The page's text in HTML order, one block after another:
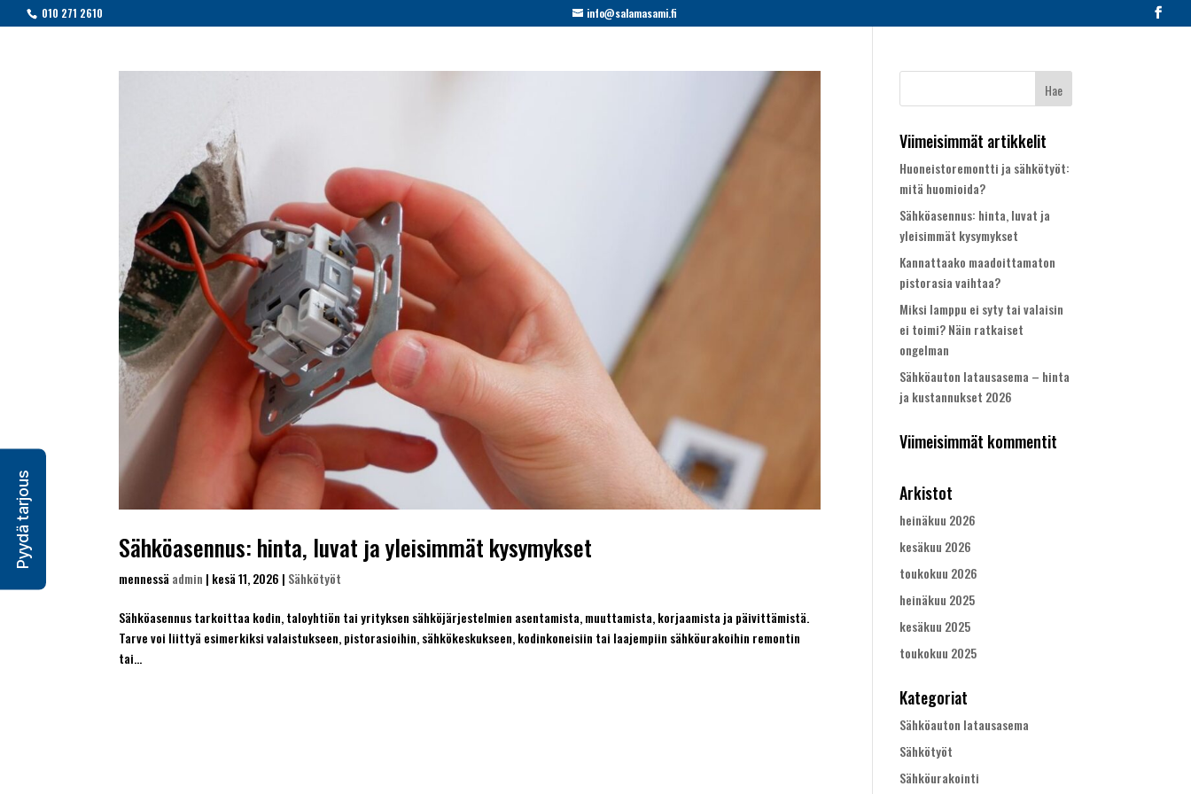
Pyydä tarjous
010 271 2610 info@salamasami.fi
Sähköasennus: hinta, luvat ja yleisimmät kysymykset
mennessä admin | kesä 11, 2026 | Sähkötyöt
Sähköasennus tarkoittaa kodin, taloyhtiön tai yrityksen sähköjärjestelmien asentamista, muuttamista, korjaamista ja päivittämistä.
Tarve voi liittyä esimerkiksi valaistukseen, pistorasioihin, sähkökeskukseen, kodinkoneisiin tai laajempiin sähköurakoihin remontin
tai...
Viimeisimmät artikkelit
Huoneistoremontti ja sähkötyöt:
mitä huomioida?
Sähköasennus: hinta, luvat ja
yleisimmät kysymykset
Kannattaako maadoittamaton
pistorasia vaihtaa?
Miksi lamppu ei syty tai valaisin
ei toimi? Näin ratkaiset
ongelman
Sähköauton latausasema – hinta
ja kustannukset 2026
Viimeisimmät kommentit
Arkistot
heinäkuu 2026
kesäkuu 2026
toukokuu 2026
heinäkuu 2025
kesäkuu 2025
toukokuu 2025
Kategoriat
Sähköauton latausasema
Sähkötyöt
Sähköurakointi